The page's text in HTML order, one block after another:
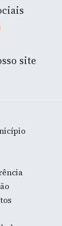
site